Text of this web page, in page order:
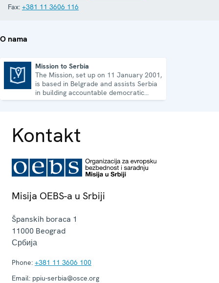
Fax: +381 11 3606 116
O nama
Mission to Serbia
The Mission, set up on 11 January 2001,
is based in Belgrade and assists Serbia
in building accountable democratic
institutions.
Kontakt
Misija OEBS-a u Srbiji
Španskih boraca 1
11000 Beograd
Србија
Phone: +381 11 3606 100
Email: ppiu-serbia@osce.org